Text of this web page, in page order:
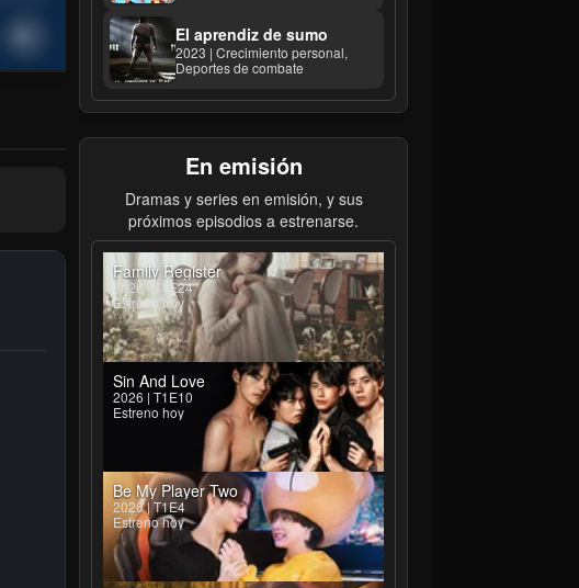
El aprendiz de sumo
2023 | Crecimiento personal,
Deportes de combate
En emisión
Dramas y series en emisión, y sus
próximos episodios a estrenarse.
Family Register
2026 | T1E24
Estreno hoy
Sin And Love
2026 | T1E10
Estreno hoy
Be My Player Two
2026 | T1E4
Estreno hoy